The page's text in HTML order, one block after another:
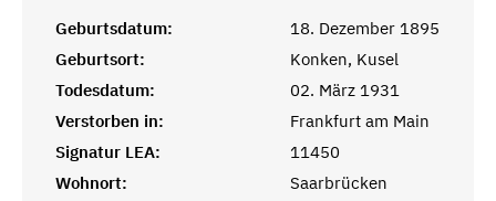
Geburtsdatum:
18. Dezember 1895
Geburtsort:
Konken, Kusel
Todesdatum:
02. März 1931
Verstorben in:
Frankfurt am Main
Signatur LEA:
11450
Wohnort:
Saarbrücken